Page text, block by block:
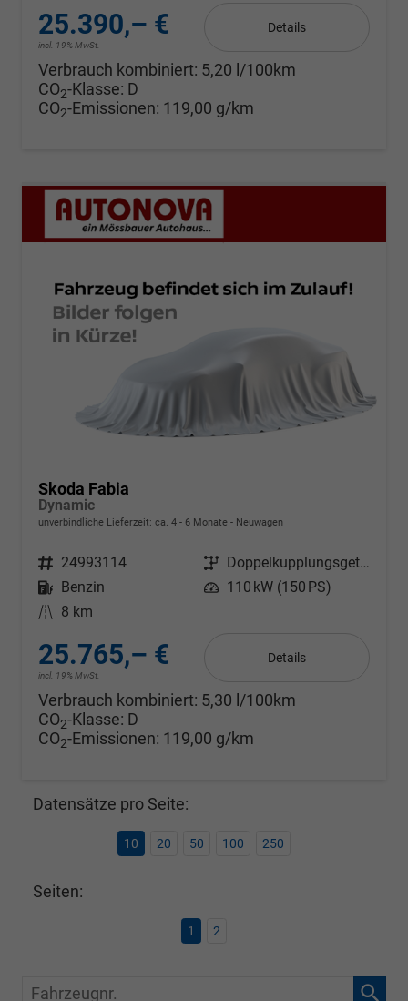
25.390,– €
incl. 19% MwSt.
Details
Verbrauch kombiniert: 5,20 l/100km
CO2-Klasse: D
CO2-Emissionen: 119,00 g/km
Skoda Fabia
Dynamic
unverbindliche Lieferzeit: ca. 4 - 6 Monate Neuwagen
Fahrzeugnr. 24993114 Getriebe
Doppelkupplungsgetriebe (DSG)
Kraftstoff
Benzin Leistung 110 kW (150 PS)
Kilometerstand 8 km
25.765,– €
incl. 19% MwSt.
Details
Verbrauch kombiniert: 5,30 l/100km
CO2-Klasse: D
CO2-Emissionen: 119,00 g/km
Datensätze pro Seite:
10 20 50 100 250
Seiten:
1 2
Fahrzeugnr.